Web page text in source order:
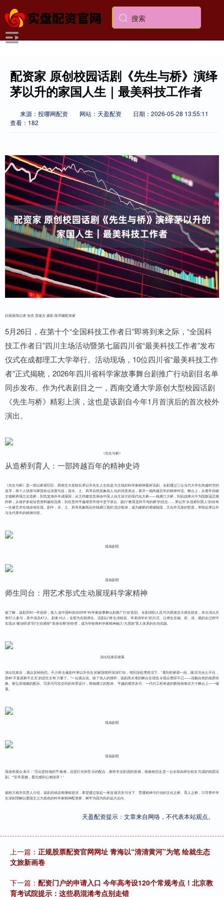
配资家 原创校园话剧《先生与桥》演绎
茅以升的家国人生｜最美科技工作者
来源：投哪网配资 网站：天盈配资
日期：2026-05-28 13:55:11
查看：182
封面新闻记者 张杰 雷蕴含 摄影 陈羽啸配资家
5月26日，在第十个“全国科技工作者日”即将到来之际，“全国科
技工作者日”四川主场活动暨第七届四川省“最美科技工作者”发布
仪式在成都理工大学举行。活动现场，10位四川省“最美科技工作
者”正式揭晓，2026年四川省科学家故事舞台剧推广行动剧目名单
同步发布。作为代表剧目之一，西南交通大学原创大型校园话剧
《先生与桥》精彩上演，这也是该剧自今年1月首演后的首次校外
演出。
《先生与桥》
从造桥到育人：一部跨越百年的精神史诗
《先生与桥》是一部以桥梁巨匠、西南交大老校长茅以升先生人生轨迹为主线的科学家精神题材话剧。全剧通过三位当代大学生跨越时空的
追寻，将个人抉择与家国命运深度勾连，借水、土、风等自然意象拟人化的诗意表达，展开一场跨越百年的精神对话。舞台上，从童年目睹
文德桥坍塌立志造桥，到负笈海外学成报国；从主持建造首座由中国人自主设计的现代化大桥——钱塘江大桥，到抗战烽火中为阻敌寇忍痛
炸桥；从保护多箱珍贵资料辗转流离，到在贵州平越艰苦环境中坚守讲台、践行“教育是炸不垮的桥”的信念……茅以升“从造桥到育人”的传奇
一生被艺术化地浓缩呈现。剧中，水、土、风等意象既化作钱塘江底的流沙怒涛，成为建桥的艰难险阻，又化作无形的哲思，串联起茅以升
与当代青年的精神问答。
现场剧照
现场剧照
师生同台：用艺术形式生动展现科学家精神
据了解，该剧历时一年创排，曾入选中国科协2025年“科学家故事舞台剧推广行动”剧目。全剧演职人员均为西南交大师生校友，本次演出共
有57人参与，其中演员47人、剧务10人，全部为在校师生。话剧以“师生演校友、学弟演学长”的方式，让师生在编、排、演、观的全过程中
实现从“被动听讲”到“主动感悟”“亲身诠释”的转变，成为学校将科学家精神融入“大思政”育人体系的生动实践。
演出结束后谢幕
演出结束后，观众反响热烈。不少师生被剧中茅以升先生的家国情怀深深打动，情到深处潸然泪下。“看到炸桥那一段，眼泪完全止不住，
那种‘不复原桥不丈夫’的悲壮太有力量了。”一位观众说。除了动人的情怀，该剧高水准的舞台呈现也令观众赞叹不已——流畅自然的场景转
换、恢弘而细腻的配乐、写意与写实交织的布景设计，将钱塘江的怒涛、平越的艰苦岁月、一代代工程奇迹的辉煌画卷在方寸舞台上一一铺
展。
现场剧照
现场剧照
现场有观众表示：“无论是转场的节奏感，还是灯光和音乐的配合，都有专业剧团的质感，很难相信这是一台全部由师生校友完成的校园话
剧。”“非常震撼，看完感到心潮澎湃！”
据校方相关负责人介绍，该剧后续还将继续巡演，希望通过架起一座连接历史与当下、贯通精神与行动的文化之桥、育人之桥，引导青年学
生深刻理解以爱国主义为底色的科学家精神配资家，树牢为国为民的远大志向。
天盈配资提示：文章来自网络，不代表本站观点。
上一篇： 正规股票配资官网网址 青海以“清清黄河”为笔 绘就生态
文旅新画卷
下一篇： 配资门户的申请入口 今年高考设120个常规考点！北京教
育考试院提示：这些易混淆考点别走错